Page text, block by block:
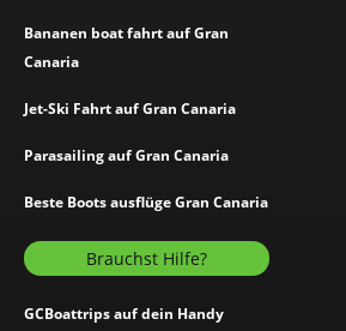
Bananen boat fahrt auf Gran
Canaria
Jet-Ski Fahrt auf Gran Canaria
Parasailing auf Gran Canaria
Beste Boots ausflüge Gran Canaria
Brauchst Hilfe?
GCBoattrips auf dein Handy